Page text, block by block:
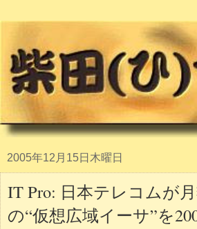
2005年12月15日木曜日
IT Pro: 日本テレコムが
の“仮想広域イーサ”を